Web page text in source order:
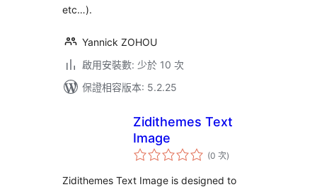
etc…).
Yannick ZOHOU
啟用安裝數: 少於 10 次
保證相容版本: 5.2.25
Zidithemes Text
Image
(0 次評
分
數
)
Zidithemes Text Image is designed to